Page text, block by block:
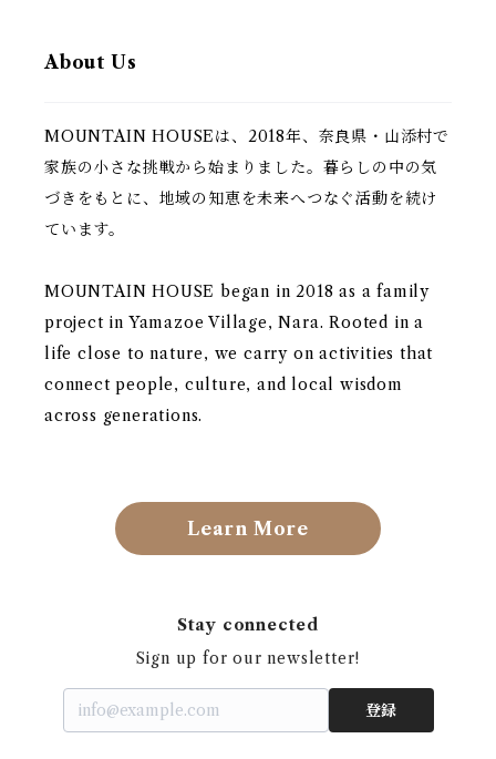
About Us
MOUNTAIN HOUSEは、2018年、奈良県・山添村で
家族の小さな挑戦から始まりました。暮らしの中の気
づきをもとに、地域の知恵を未来へつなぐ活動を続け
ています。
MOUNTAIN HOUSE began in 2018 as a family
project in Yamazoe Village, Nara. Rooted in a
life close to nature, we carry on activities that
connect people, culture, and local wisdom
across generations.
Learn More
Stay connected
Sign up for our newsletter!
登録